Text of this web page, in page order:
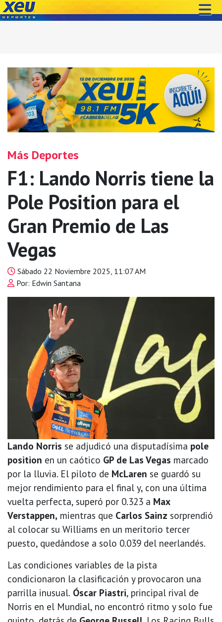
Más Deportes
F1: Lando Norris tiene la
Pole Position para el
Gran Premio de Las
Vegas
Sábado 22 Noviembre 2025, 11:07 AM
Por: Edwin Santana
Lando Norris se adjudicó una disputadísima pole
position en un caótico GP de Las Vegas marcado
por la lluvia. El piloto de McLaren se guardó su
mejor rendimiento para el final y, con una última
vuelta perfecta, superó por 0.323 a Max
Verstappen, mientras que Carlos Sainz sorprendió
al colocar su Williams en un meritorio tercer
puesto, quedándose a solo 0.039 del neerlandés.
Las condiciones variables de la pista
condicionaron la clasificación y provocaron una
parrilla inusual. Óscar Piastri, principal rival de
Norris en el Mundial, no encontró ritmo y solo fue